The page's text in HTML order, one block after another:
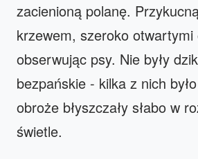
zacienioną polanę.
krzewem, szeroko otwartymi
obserwując psy. Nie były
bezpańskie - kilka z nich
obroże błyszczały słabo w
świetle.